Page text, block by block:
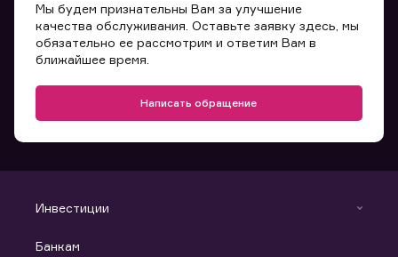
Мы будем признательны Вам за улучшение
качества обслуживания. Оставьте заявку здесь, мы
обязательно ее рассмотрим и ответим Вам в
ближайшее время.
Написать обращение
Инвестиции
С чего начать
Банкам